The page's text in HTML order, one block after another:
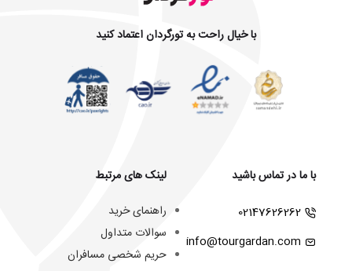
با خیال راحت به تورگردان اعتماد کنید
با ما در تماس باشید
02147626262
info@tourgardan.com
لینک های مرتبط
راهنمای خرید
سوالات متداول
حریم شخصی مسافران